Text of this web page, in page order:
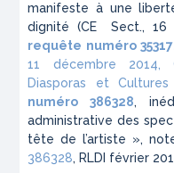
manifeste à une
dignité (CE Sect., 16
requête numéro
11 décembre 2014,
Diasporas et Cultures
numéro 386328,
administrative des
tête de l’artiste »,
386328, RLDI février